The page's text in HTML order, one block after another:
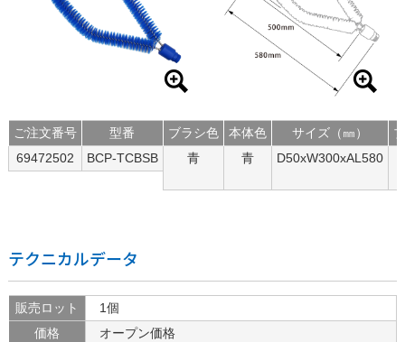
ご注文番号
型番
69472502
BCP-TCBSB
ブラシ色 本体色 サイズ（㎜）
青
青 D50xW300xAL580
テクニカルデータ
販売ロット
1個
価格
オープン価格